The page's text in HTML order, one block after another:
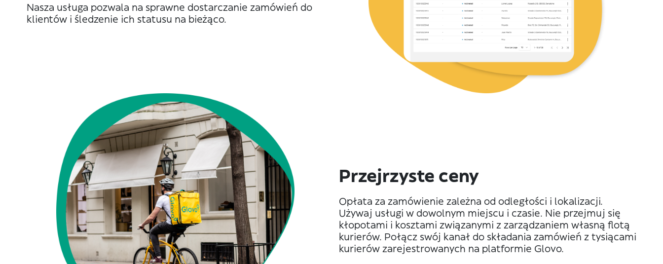
Nasza usługa pozwala na sprawne dostarczanie zamówień do
klientów i śledzenie ich statusu na bieżąco.
Przejrzyste ceny
Opłata za zamówienie zależna od odległości i lokalizacji.
Używaj usługi w dowolnym miejscu i czasie. Nie przejmuj się
kłopotami i kosztami związanymi z zarządzaniem własną flotą
kurierów. Połącz swój kanał do składania zamówień z tysiącami
kurierów zarejestrowanych na platformie Glovo.